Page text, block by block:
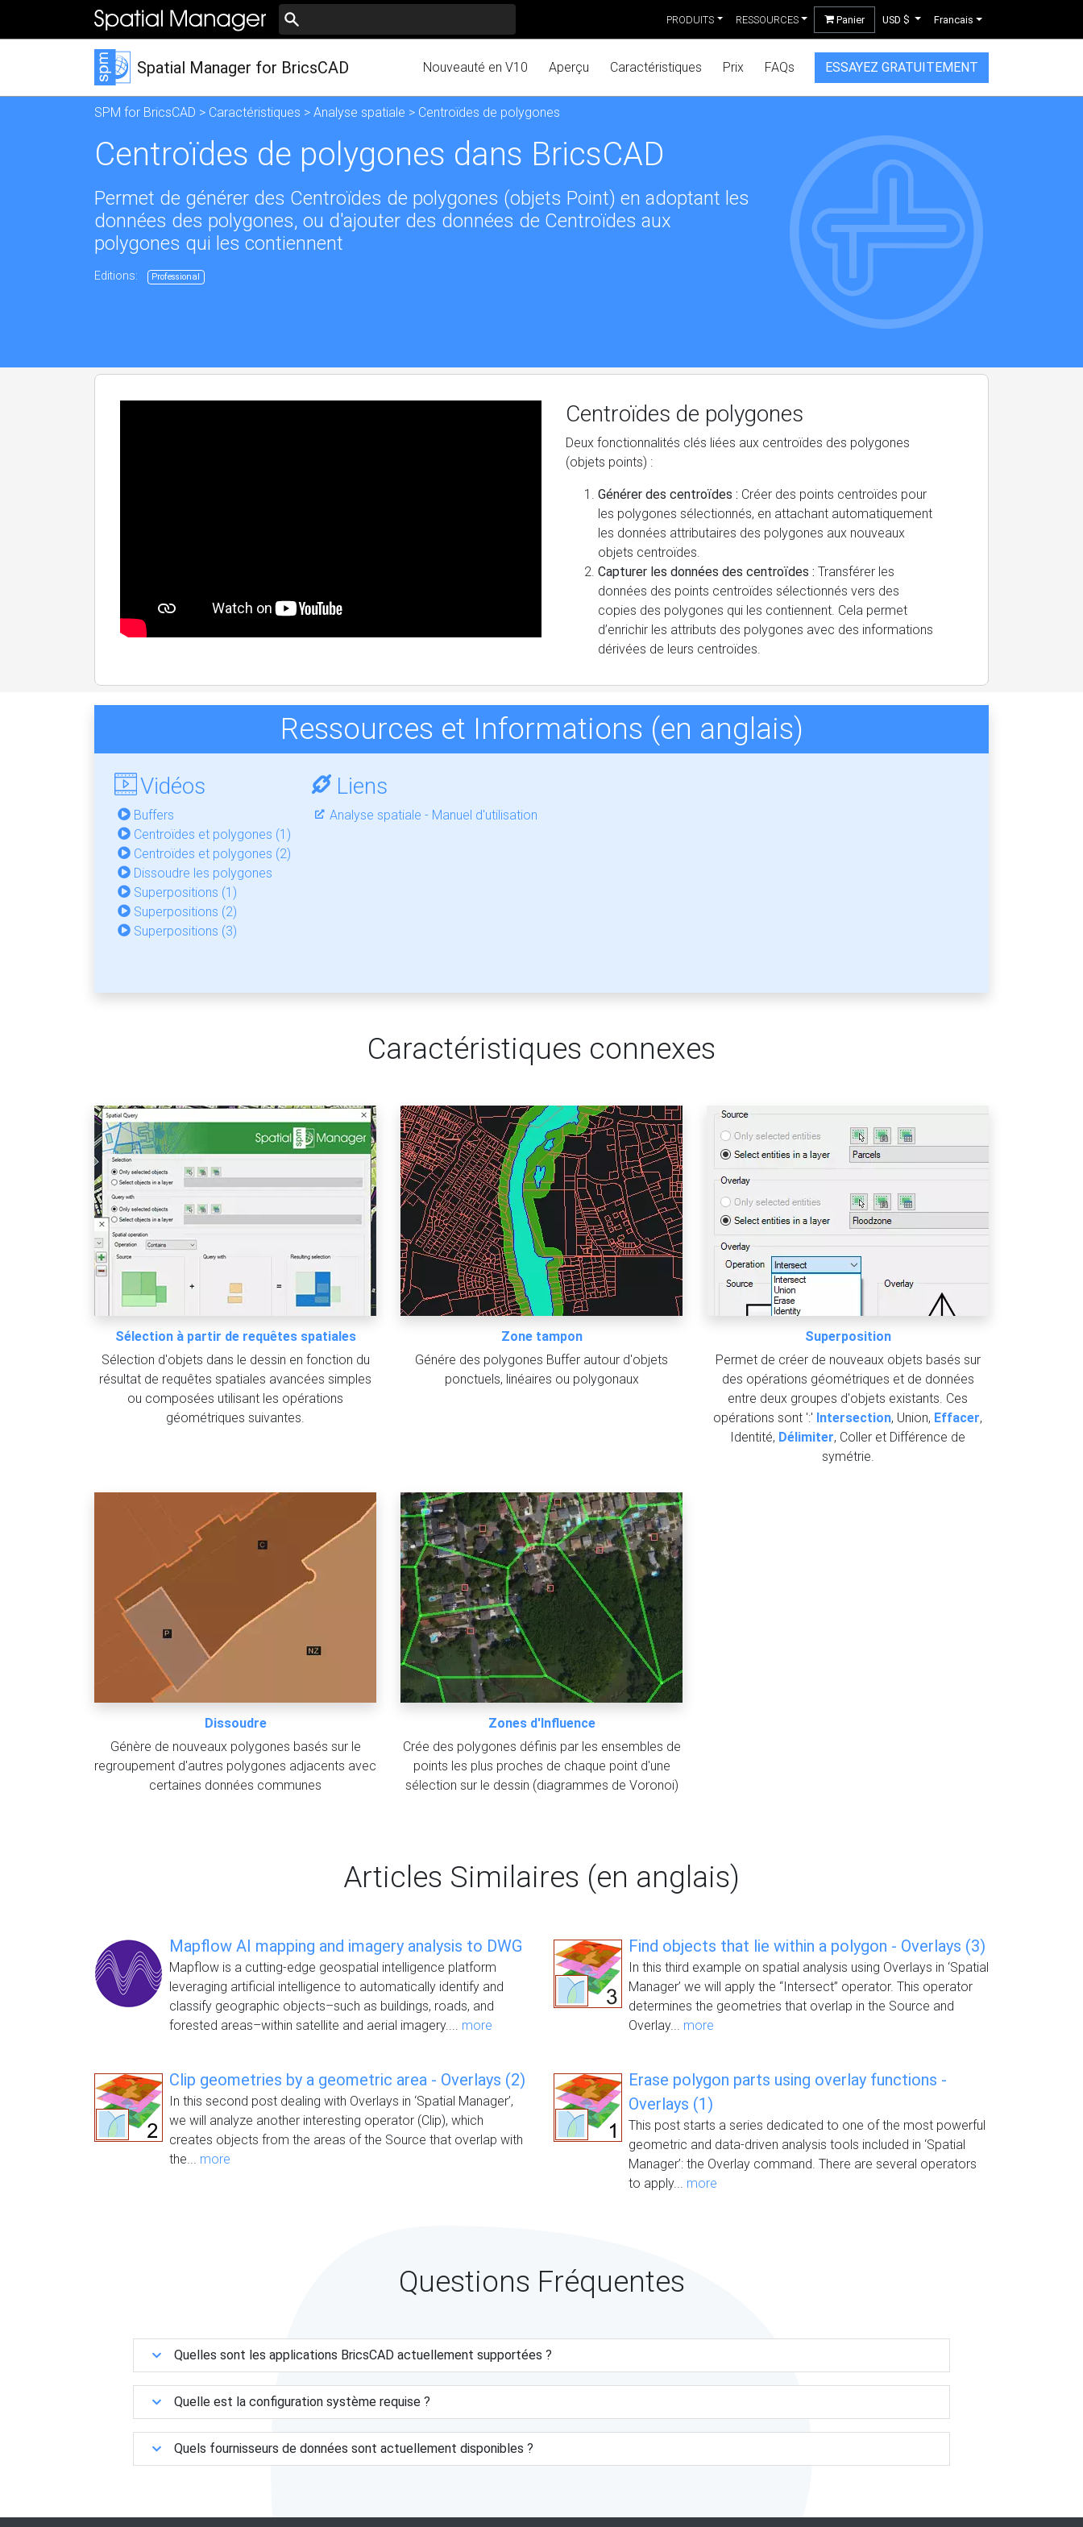
PRODUITS RESSOURCES Panier USD $ Francais
Spatial Manager for BricsCAD Nouveauté en V10 Aperçu Caractéristiques Prix FAQs ESSAYEZ GRATUITEMENT
SPM for BricsCAD > Caractéristiques > Analyse spatiale > Centroïdes de polygones
Centroïdes de polygones dans BricsCAD
Permet de générer des Centroïdes de polygones (objets Point) en adoptant les
données des polygones, ou d'ajouter des données de Centroïdes aux
polygones qui les contiennent
Editions: Professional
Centroïdes de polygones
Deux fonctionnalités clés liées aux centroïdes des polygones
(objets points) :
Générer des centroïdes : Créer des points centroïdes pour
les polygones sélectionnés, en attachant automatiquement
les données attributaires des polygones aux nouveaux
objets centroïdes.
Capturer les données des centroïdes : Transférer les
données des points centroïdes sélectionnés vers des
copies des polygones qui les contiennent. Cela permet
d’enrichir les attributs des polygones avec des informations
dérivées de leurs centroïdes.
Ressources et Informations (en anglais)
Vidéos
Buffers
Centroïdes et polygones (1)
Centroïdes et polygones (2)
Dissoudre les polygones
Superpositions (1)
Superpositions (2)
Superpositions (3)
Liens
Analyse spatiale - Manuel d'utilisation
Caractéristiques connexes
Sélection à partir de requêtes spatiales
Sélection d'objets dans le dessin en fonction du
résultat de requêtes spatiales avancées simples
ou composées utilisant les opérations
géométriques suivantes.
Zone tampon
Génére des polygones Buffer autour d'objets
ponctuels, linéaires ou polygonaux
Superposition
Permet de créer de nouveaux objets basés sur
des opérations géométriques et de données
entre deux groupes d'objets existants. Ces
opérations sont ':' Intersection, Union, Effacer,
Identité, Délimiter, Coller et Différence de
symétrie.
Dissoudre
Génère de nouveaux polygones basés sur le
regroupement d'autres polygones adjacents avec
certaines données communes
Zones d'Influence
Crée des polygones définis par les ensembles de
points les plus proches de chaque point d'une
sélection sur le dessin (diagrammes de Voronoi)
Articles Similaires (en anglais)
Mapflow AI mapping and imagery analysis to DWG
Mapflow is a cutting-edge geospatial intelligence platform
leveraging artificial intelligence to automatically identify and
classify geographic objects–such as buildings, roads, and
forested areas–within satellite and aerial imagery.... more
Find objects that lie within a polygon - Overlays (3)
In this third example on spatial analysis using Overlays in ‘Spatial
Manager’ we will apply the “Intersect” operator. This operator
determines the geometries that overlap in the Source and
Overlay... more
Clip geometries by a geometric area - Overlays (2)
In this second post dealing with Overlays in ‘Spatial Manager’,
we will analyze another interesting operator (Clip), which
creates objects from the areas of the Source that overlap with
the... more
Erase polygon parts using overlay functions -
Overlays (1)
This post starts a series dedicated to one of the most powerful
geometric and data-driven analysis tools included in ‘Spatial
Manager’: the Overlay command. There are several operators
to apply... more
Questions Fréquentes
Quelles sont les applications BricsCAD actuellement supportées ?
Quelle est la configuration système requise ?
Quels fournisseurs de données sont actuellement disponibles ?